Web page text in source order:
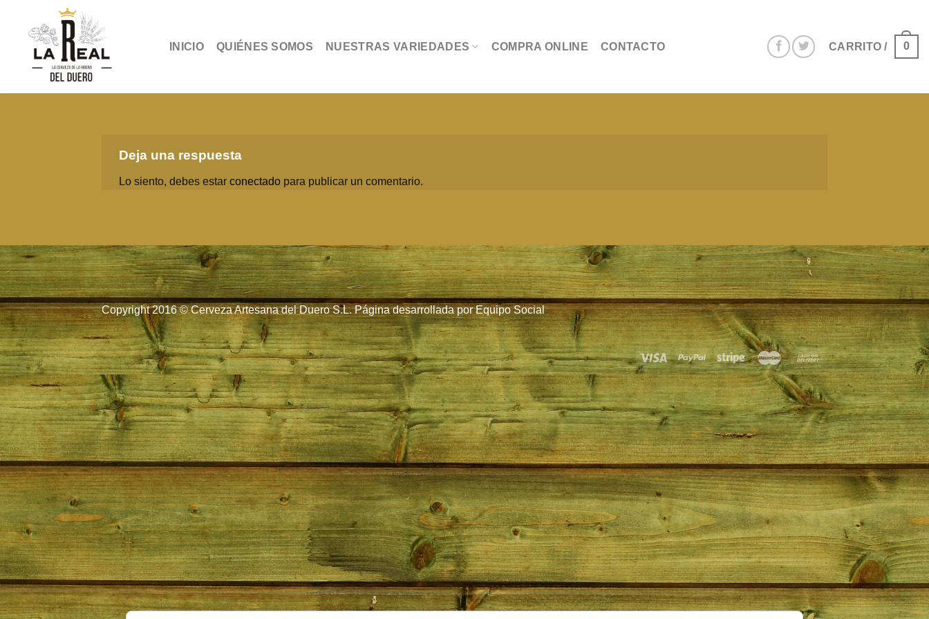
content
INICIO QUIÉNES SOMOS NUESTRAS VARIEDADES COMPRA ONLINE CONTACTO CARRITO / 0
Deja una respuesta
Lo siento, debes estar conectado para publicar un comentario.
Copyright 2016 © Cerveza Artesana del Duero S.L. Página desarrollada porEquipo Social